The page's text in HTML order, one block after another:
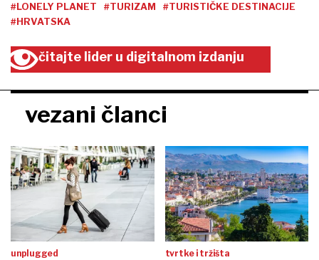
#LONELY PLANET #TURIZAM
#TURISTIČKE DESTINACIJE
#HRVATSKA
čitajte lider u digitalnom izdanju
vezani članci
unplugged tvrtke i tržišta